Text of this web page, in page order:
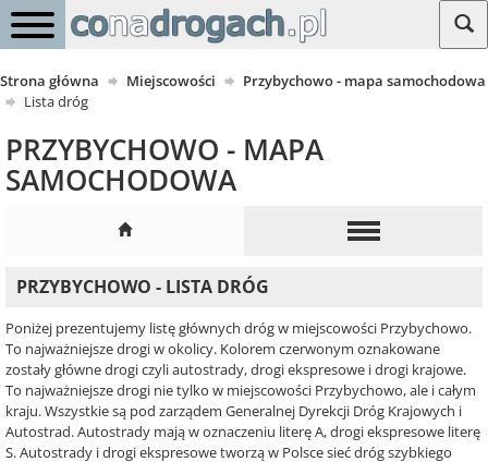
Strona główna Miejscowości
Przybychowo - mapa samochodowa
Lista dróg
PRZYBYCHOWO - MAPA
SAMOCHODOWA
PRZYBYCHOWO - LISTA DRÓG
Poniżej prezentujemy listę głównych dróg w miejscowości Przybychowo.
To najważniejsze drogi w okolicy. Kolorem czerwonym oznakowane
zostały główne drogi czyli autostrady, drogi ekspresowe i drogi krajowe.
To najważniejsze drogi nie tylko w miejscowości Przybychowo, ale i całym
kraju. Wszystkie są pod zarządem Generalnej Dyrekcji Dróg Krajowych i
Autostrad. Autostrady mają w oznaczeniu literę A, drogi ekspresowe literę
S. Autostrady i drogi ekspresowe tworzą w Polsce sieć dróg szybkiego